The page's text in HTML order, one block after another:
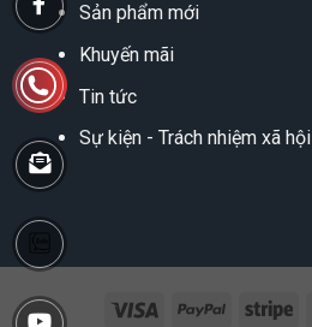
Sản phẩm mới
Khuyến mãi
Tin tức
Sự kiện - Trách nhiệm xã hội